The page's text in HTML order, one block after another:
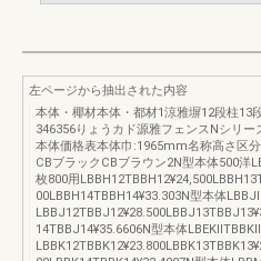
左ページから抽出された内容
本体・椰材本体・都材1涼雅塀12段柱13
346356りょうカド源雅フェンスNシリー
本体価格表本体巾:1965mm名称高さ区
CBブラックCBブラウン2N型本体500洋
枚800用
00LBBH14TBBH14¥33.303N型本体
14TBBJ14¥35.6606N型本体